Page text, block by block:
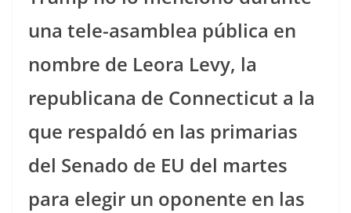
una tele-asamblea pública en
nombre de Leora Levy, la
republicana de Connecticut a la
que respaldó en las primarias
del Senado de EU del martes
para elegir un oponente en las